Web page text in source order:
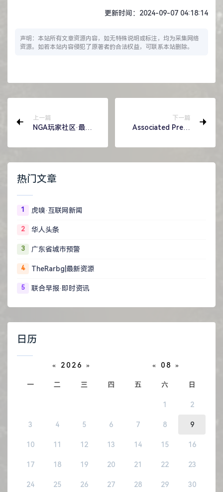
更新时间：2024-09-07 04:18:14
声明：本站所有文章资源内容，如无特殊说明或标注，均为采集网络
资源。如若本站内容侵犯了原著者的合法权益，可联系本站删除。
上一篇
NGA玩家社区·最新
下一篇
Associated Press
热门文章
1 虎嗅·互联网新闻
2 华人头条
3 广东省城市预警
4 TheRarbg|最新资源
5 联合早报·即时资讯
日历
« 2026 » « 08 »
一 二 三 四 五 六 日
1 2
3 4 5 6 7 8 9
10 11 12 13 14 15 16
17 18 19 20 21 22 23
24 25 26 27 28 29 30